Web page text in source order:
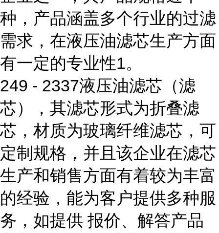
种，产品涵盖多个行业的过滤
需求，在液压油滤芯生产方面
有一定的专业性1。
249 - 2337液压油滤芯（滤
芯），其滤芯形式为折叠滤
芯，材质为玻璃纤维滤芯，可
定制规格，并且该企业在滤芯
生产和销售方面有着较为丰富
的经验，能为客户提供多种服
务，如提供 报价、解答产品